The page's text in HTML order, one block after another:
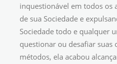
inquestionável em todos os
de sua Sociedade e
Sociedade todo e qualquer
questionar ou desafiar suas
métodos, ela acabou